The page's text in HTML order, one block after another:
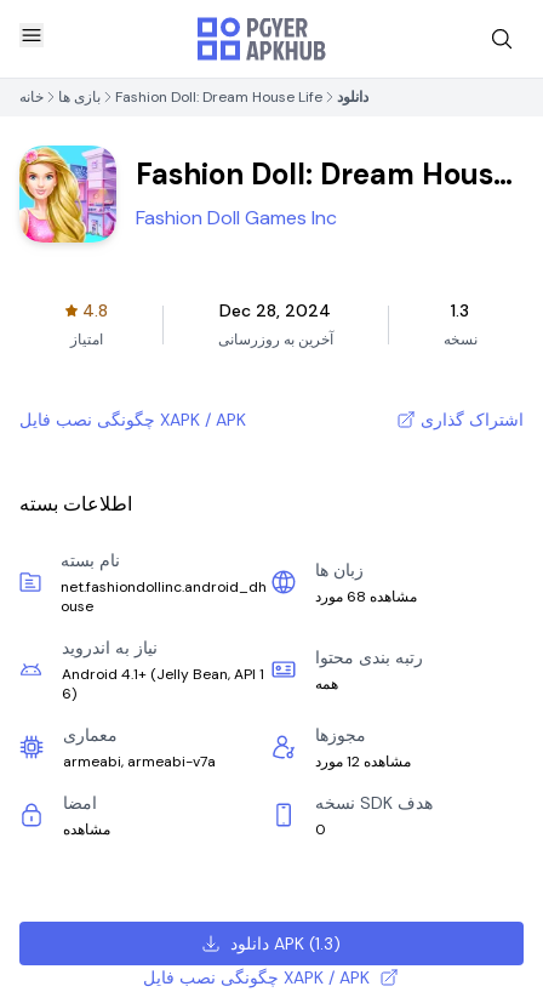
خانه بازی ها Fashion Doll: Dream House Life دانلود
Fashion Doll: Dream House
Life
Fashion Doll Games Inc
4.8
امتیاز
Dec 28, 2024
آخرین به روزرسانی
1.3
نسخه
چگونگی نصب فایل XAPK / APK اشتراک گذاری
اطلاعات بسته
نام بسته
net.fashiondollinc.android_dh
ouse
زبان ها
مشاهده 68 مورد
نیاز به اندروید
Android 4.1+ (Jelly Bean, API 1
6)
رتبه بندی محتوا
همه
معماری
armeabi, armeabi-v7a
مجوزها
مشاهده 12 مورد
امضا
مشاهده
نسخه SDK هدف
0
دانلود APK (1.3)
چگونگی نصب فایل XAPK / APK